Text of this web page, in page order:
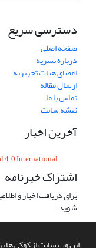
این وب سایت از کوکی ها
دسترسی سریع
صفحه اصلی
درباره نشریه
اعضای هیات تحریریه
ارسال مقاله
تماس با ما
نقشه سایت
آخرین اخبار
4.0 International
اشتراک خبرنامه
برای دریافت اخبار و
شوید.